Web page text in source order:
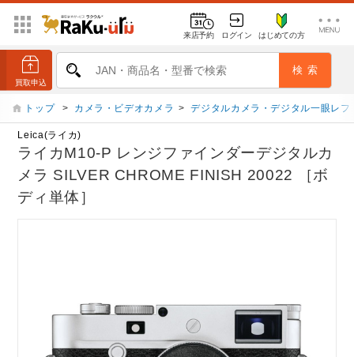
来店予約 ログイン はじめての方
トップ > カメラ・ビデオカメラ > デジタルカメラ・デジタル一眼レフ
Leica(ライカ)
ライカM10-P レンジファインダーデジタルカ
メラ SILVER CHROME FINISH 20022 ［ボ
ディ単体］